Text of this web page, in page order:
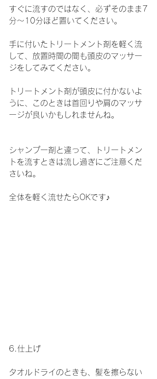
すぐに流すのではなく、必ずそのまま7
分～10分ほど置いてください。
手に付いたトリートメント剤を軽く流
して、放置時間の間も頭皮のマッサー
ジをしてみてください。
トリートメント剤が頭皮に付かないよ
うに、このときは首回りや肩のマッサ
ージが良いかもしれませんね。
シャンプー剤と違って、トリートメン
トを流すときは流し過ぎにご注意くだ
さいね。
全体を軽く流せたらOKです♪
6.仕上げ
タオルドライのときも、髪を擦らない